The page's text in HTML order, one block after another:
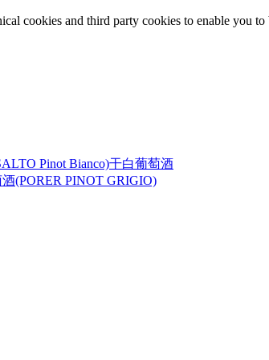
cookies and third party cookies to enable you
Pinot Bianco)干白葡萄酒
(PORER PINOT GRIGIO)